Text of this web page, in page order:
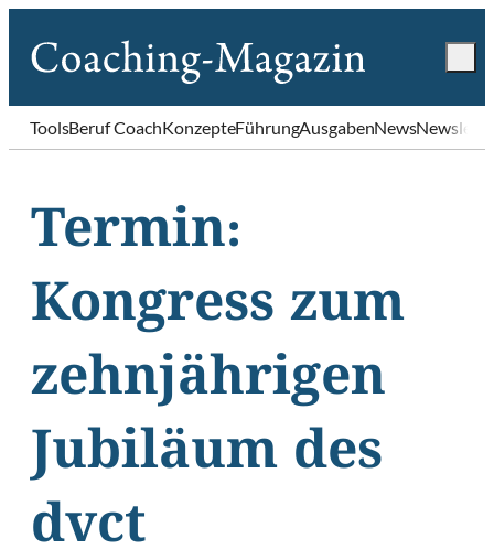
ToolsBeruf CoachKonzepteFührungAusgabenNews
Termin:
Kongress zum
zehnjährigen
Jubiläum des
dvct